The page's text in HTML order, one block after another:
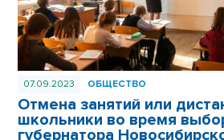
07.09.2023 ОБЩЕСТВО
Отмена занятий или
школьники во время
губернатора